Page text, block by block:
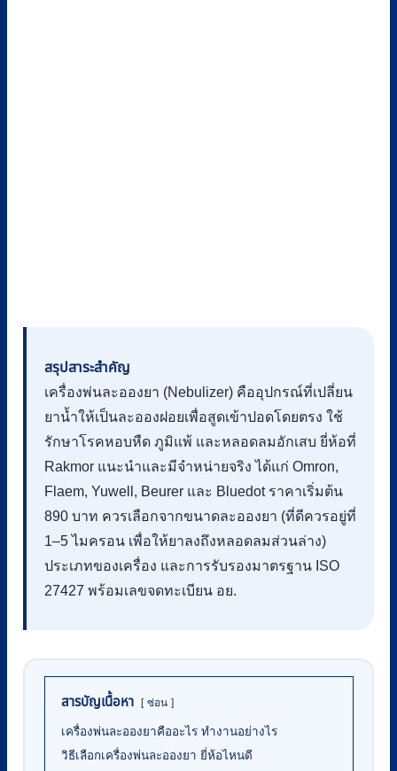
สรุปสาระสำคัญ
เครื่องพ่นละอองยา (Nebulizer) คืออุปกรณ์ที่เปลี่ยน
ยาน้ำให้เป็นละอองฝอยเพื่อสูดเข้าปอดโดยตรง ใช้
รักษาโรคหอบหืด ภูมิแพ้ และหลอดลมอักเสบ ยี่ห้อที่
Rakmor แนะนำและมีจำหน่ายจริง ได้แก่ Omron,
Flaem, Yuwell, Beurer และ Bluedot ราคาเริ่มต้น
890 บาท ควรเลือกจากขนาดละอองยา (ที่ดีควรอยู่ที่
1–5 ไมครอน เพื่อให้ยาลงถึงหลอดลมส่วนล่าง)
ประเภทของเครื่อง และการรับรองมาตรฐาน ISO
27427 พร้อมเลขจดทะเบียน อย.
สารบัญเนื้อหา ซ่อน
เครื่องพ่นละอองยาคืออะไร ทำงานอย่างไร
วิธีเลือกเครื่องพ่นละอองยา ยี่ห้อไหนดี